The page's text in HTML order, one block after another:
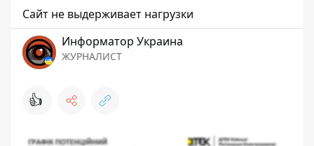
Сайт не выдерживает нагрузки
Информатор Украина
ЖУРНАЛИСТ
👍